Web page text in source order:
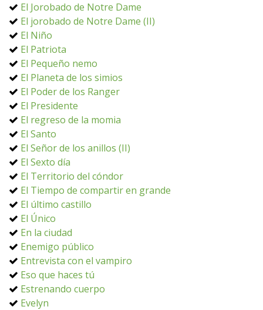
El Jorobado de Notre Dame
El jorobado de Notre Dame (II)
El Niño
El Patriota
El Pequeño nemo
El Planeta de los simios
El Poder de los Ranger
El Presidente
El regreso de la momia
El Santo
El Señor de los anillos (II)
El Sexto día
El Territorio del cóndor
El Tiempo de compartir en grande
El último castillo
El Único
En la ciudad
Enemigo público
Entrevista con el vampiro
Eso que haces tú
Estrenando cuerpo
Evelyn